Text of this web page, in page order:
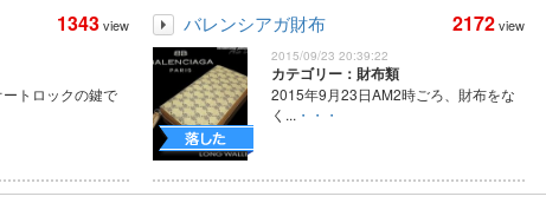
1343view
トロックの鍵で
バレンシアガ財布 2172view
2015/09/23 20:39:22
カテゴリー：財布類
2015年9月23日AM2時ごろ、財布をな
く... ・・・